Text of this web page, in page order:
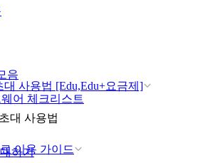
사용법 [Edu,Edu+요금제]
이용 가이드
음
어 체크리스트
대 사용법
하기